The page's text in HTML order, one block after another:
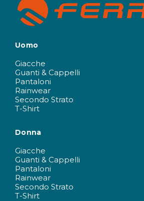
Uomo
Giacche
Guanti & Cappelli
Pantaloni
Rainwear
Secondo Strato
T-Shirt
Donna
Giacche
Guanti & Cappelli
Pantaloni
Rainwear
Secondo Strato
T-Shirt